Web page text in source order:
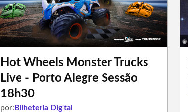
Hot Wheels Monster Trucks
Live - Porto Alegre Sessão
18h30
por: Bilheteria Digital